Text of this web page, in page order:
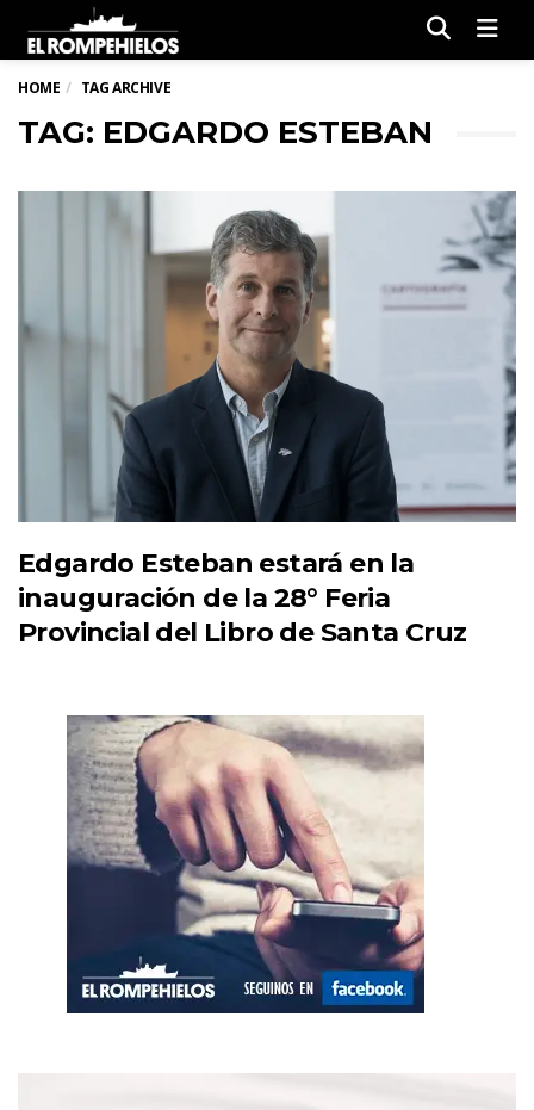
HOME TAG ARCHIVE
TAG: EDGARDO ESTEBAN
Edgardo Esteban estará en la
inauguración de la 28° Feria
Provincial del Libro de Santa Cruz